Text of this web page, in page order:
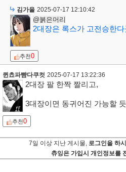
김가을 2025-07-17 12:10:42
@붉은머리
2대장은 록스가 고전승한다
추천0
퀸쵸파뺨다쿠컷 2025-07-17 13:22:36
2대장 팔 한짝 짤리고,
3대장이면 동귀어진 가능할 듯
추천0
7일 이상 지난 게시물, 로그인을 하
츄잉은 가입시 개인정보를